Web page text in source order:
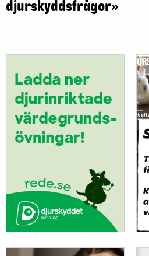
djurskyddsfrågor»